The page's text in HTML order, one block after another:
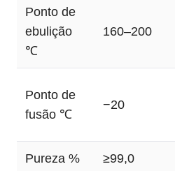
Ponto de
ebulição
℃
160–200
Ponto de
fusão ℃
−20
Pureza % ≥99,0